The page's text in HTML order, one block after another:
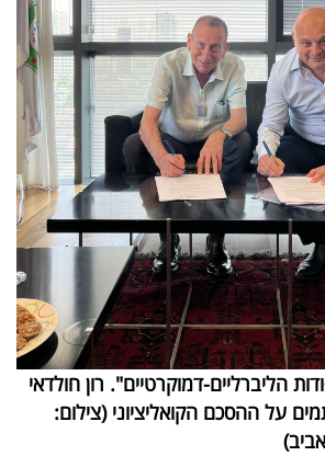
הליברליים-דמוקרטיים". רון חולדאי
על ההסכם הקואליציוני (צילום: